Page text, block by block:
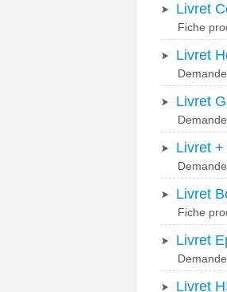
Livret
Fiche
Livret
Livret
Livret
Livret
Fiche
Livret
Livret